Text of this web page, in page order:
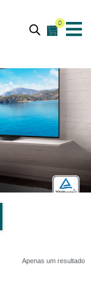
0
Apenas um resultado